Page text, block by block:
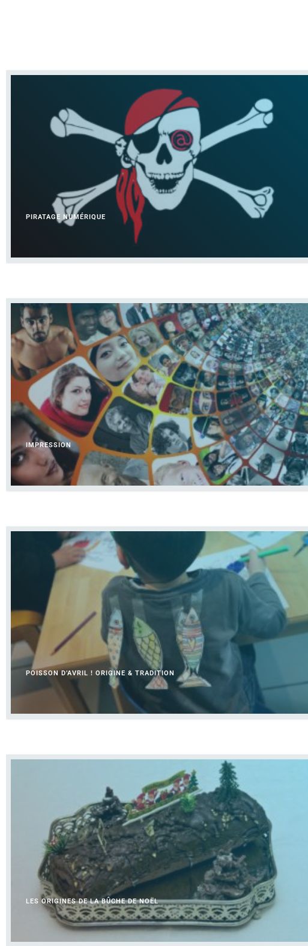
PIRATAGE NUMÉRIQUE
IMPRESSION
POISSON D’AVRIL ! ORIGINE & TRADITION
LES ORIGINES DE LA BÛCHE DE NOËL